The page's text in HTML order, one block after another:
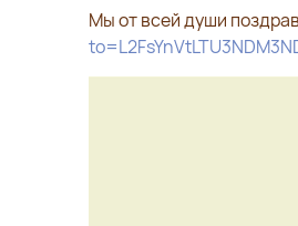
Мы от всей души